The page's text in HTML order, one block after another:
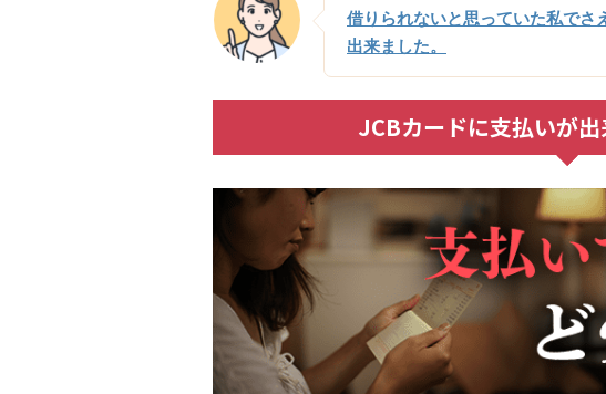
借りられないと思っていた私で
出来ました。
JCBカードに支払いが